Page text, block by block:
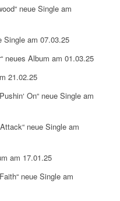
neue Single am
Single am 07.03.25
neues Album am 01.03.25
21.02.25
On“ neue Single am
neue Single am
am 17.01.25
neue Single am